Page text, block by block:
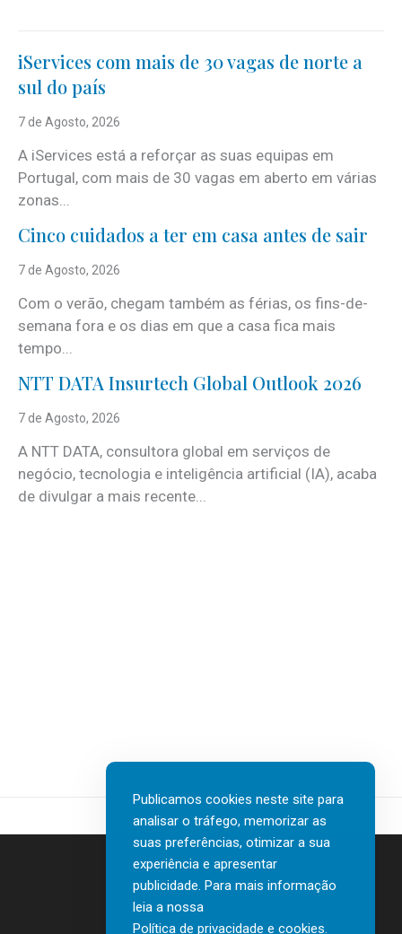
iServices com mais de 30 vagas de norte a
sul do país
7 de Agosto, 2026
A iServices está a reforçar as suas equipas em
Portugal, com mais de 30 vagas em aberto em várias
zonas...
Cinco cuidados a ter em casa antes de sair
7 de Agosto, 2026
Com o verão, chegam também as férias, os fins-de-
semana fora e os dias em que a casa fica mais
tempo...
NTT DATA Insurtech Global Outlook 2026
7 de Agosto, 2026
A NTT DATA, consultora global em serviços de
negócio, tecnologia e inteligência artificial (IA), acaba
de divulgar a mais recente...
Contactos
Publicamos cookies neste site para
analisar o tráfego, memorizar as
suas preferências, otimizar a sua
experiência e apresentar
publicidade. Para mais informação
leia a nossa
Política de privacidade e cookies.